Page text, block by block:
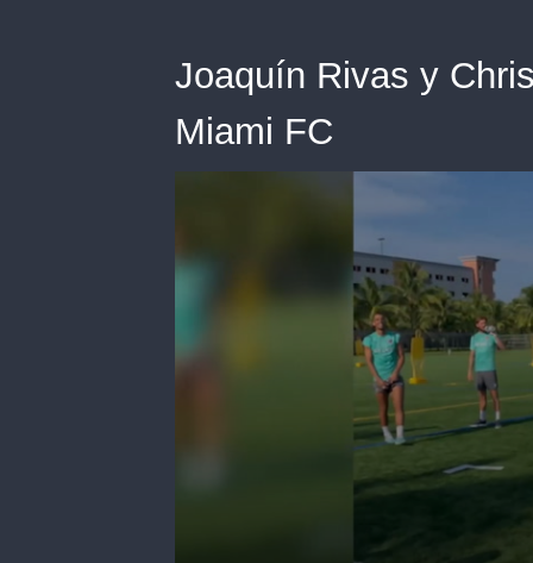
Joaquín Rivas y
Miami FC